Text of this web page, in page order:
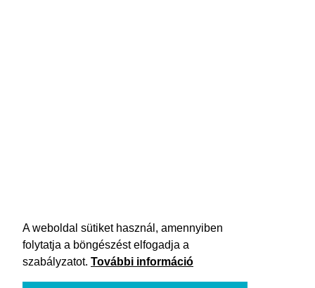
A weboldal sütiket használ, amennyiben
folytatja a böngészést elfogadja a
szabályzatot. További információ